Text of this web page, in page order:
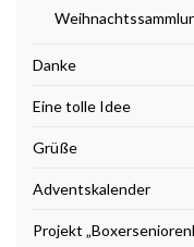
Danke
Eine tolle Idee
Grüße
Adventskalender
Projekt